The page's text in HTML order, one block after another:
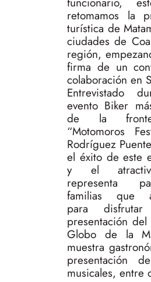
retomamos la
turística de
ciudades de
región,
firma de un
colaboración en
Entrevistado
evento Biker
de la
“Motomoros
Rodríguez
el éxito de este
y el
representa
familias que
para
presentación
Globo de la
muestra
presentación
musicales, entre